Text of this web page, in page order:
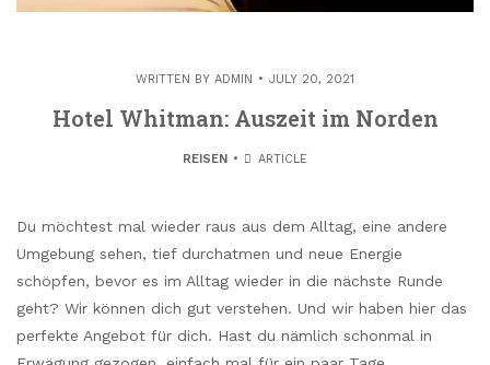
WRITTEN BY ADMIN JULY 20, 2021
Hotel Whitman: Auszeit im Norden
REISEN ARTICLE
Du möchtest mal wieder raus aus dem Alltag, eine andere
Umgebung sehen, tief durchatmen und neue Energie
schöpfen, bevor es im Alltag wieder in die nächste Runde
geht? Wir können dich gut verstehen. Und wir haben hier das
perfekte Angebot für dich. Hast du nämlich schonmal in